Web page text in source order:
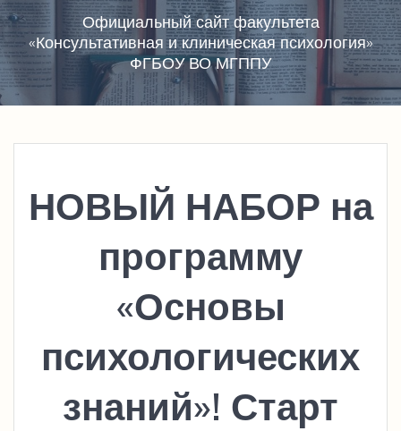
Официальный сайт факультета
«Консультативная и клиническая психология»
ФГБОУ ВО МГППУ
НОВЫЙ НАБОР на
программу
«Основы
психологических
знаний»! Старт